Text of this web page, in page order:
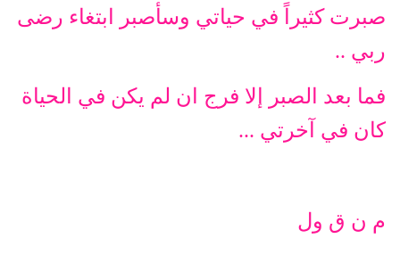
صبرت كثيراً في حياتي وسأصبر ابتغاء رضى
ربي ..
فما بعد الصبر إلا فرج ان لم يكن في الحياة
كان في آخرتي ...
م ن ق ول